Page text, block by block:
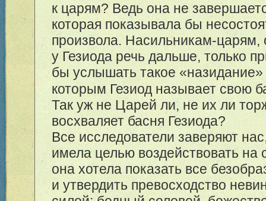
к царям? Ведь она не
которая показывала бы
произвола. Насильникам-царям,
у Гезиода речь дальше, только
бы услышать такое
которым Гезиод называет свою
Так уж не Царей ли, не их ли
восхваляет басня Гезиода?
Все исследователи заверяют
имела целью воздействовать на
она хотела показать все
и утвердить превосходство